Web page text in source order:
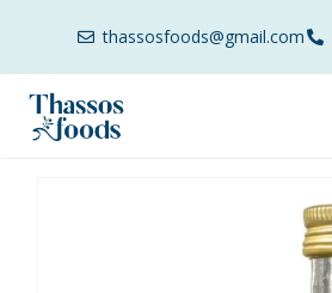
thassosfoods@gmail.com